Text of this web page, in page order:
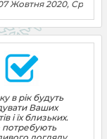
Жовтня 2020, Ср
в рік будуть
Ваших
і їх близьких.